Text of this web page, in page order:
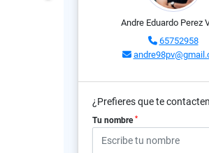
Andre Eduardo Perez
65752958
¿Prefieres que te
Tu nombre *